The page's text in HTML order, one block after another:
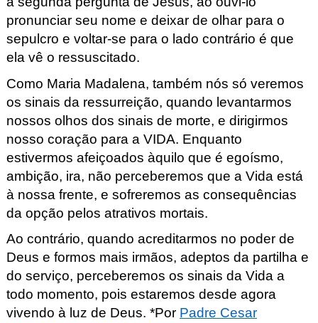
pronunciar seu nome e deixar de olhar para o
sepulcro e voltar-se para o lado contrário é que
ela vê o ressuscitado.
Como Maria Madalena, também nós só veremos
os sinais da ressurreição, quando levantarmos
nossos olhos dos sinais de morte, e dirigirmos
nosso coração para a VIDA. Enquanto
estivermos afeiçoados àquilo que é egoísmo,
ambição, ira, não perceberemos que a Vida está
à nossa frente, e sofreremos as consequências
da opção pelos atrativos mortais.
Ao contrário, quando acreditarmos no poder de
Deus e formos mais irmãos, adeptos da partilha e
do serviço, perceberemos os sinais da Vida a
todo momento, pois estaremos desde agora
vivendo à luz de Deus. *Por Padre Cesar